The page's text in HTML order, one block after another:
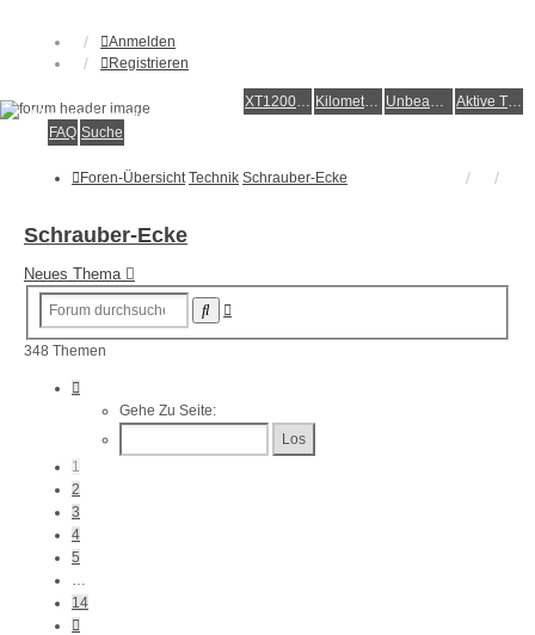
Anmelden
Registrieren
XT1200Z-Wiki Kilometerstatistik Unbeantwortete Themen Aktive Themen
Alles rund um die Yamaha XT1200Z Super Ténéré
FAQ Suche
Foren-Übersicht Technik Schrauber-Ecke
Schrauber-Ecke
Neues Thema
Suche
348 Themen
Gehe Zu Seite:
1
2
3
4
5
14